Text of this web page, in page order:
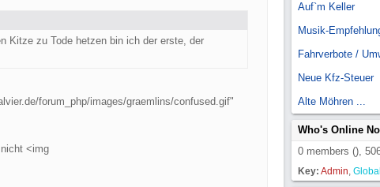
Kitze zu Tode hetzen bin ich der erste, der
forum_php/images/graemlins/confused.gif"
<img
Auf`m Keller
Musik-
Fahrverbote /
Neue Kfz-Steuer
Alte Möhren ...
Who's Online
0 members (),
Key: Admin,